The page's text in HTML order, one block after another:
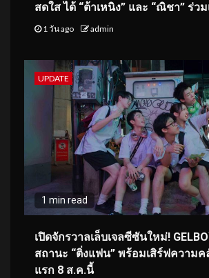
สดใส ได้ “ต้าเหนิง” และ “ณิชา” ร่ว
1 วัน ago admin
UPDATE
1 min read
เปิดจักรวาลเล็บเจลซีซันใหม่!
สถานะ “ติ่งแฟน” พร้อมเสิร์ฟความ
แรก 8 ส.ค.นี้